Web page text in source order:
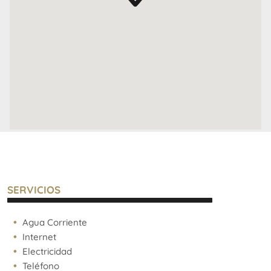
ideal tanto para invertir como para vivir, siendo apto
SERVICIOS
Agua Corriente
Internet
Electricidad
Teléfono